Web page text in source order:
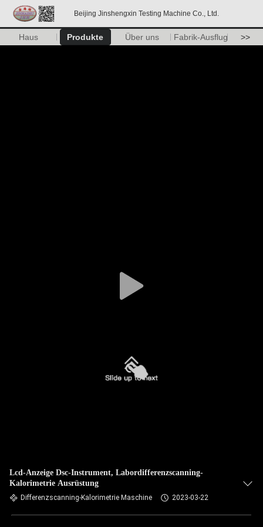
Beijing Jinshengxin Testing Machine Co., Ltd.
Haus Produkte Über uns Fabrik-Ausflug >>
Lcd-Anzeige Dsc-Instrument, Labordifferenzscanning-
Kalorimetrie Ausrüstung
Differenzscanning-Kalorimetrie Maschine 2023-03-22